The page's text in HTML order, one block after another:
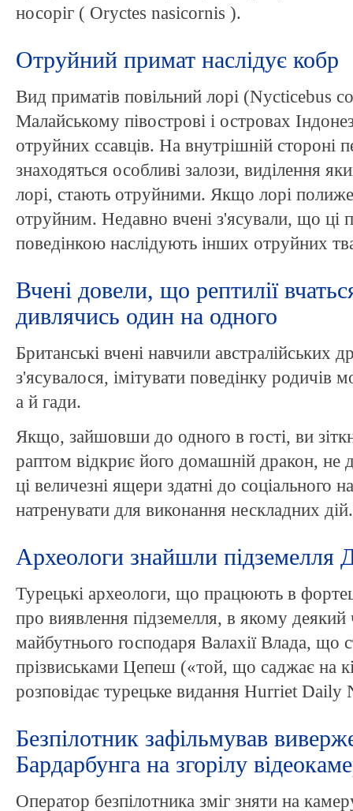
носоріг ( Oryctes nasicornis ).
Отруйний примат наслідує кобр
Вид приматів повільний лорі (Nycticebus
Малайському півострові і островах
отруйних ссавців. На внутрішній стороні
знаходяться особливі залози, виділення
лорі, стають отруйними. Якщо лорі
отруйним. Недавно вчені з'ясували, що ці
поведінкою наслідують інших отруйних
Вчені довели, що рептилії
дивлячись один на одного
Британські вчені навчили австралійських
з'ясувалося, імітувати поведінку родичів
а й гади.
Якщо, зайшовши до одного в гості, ви
раптом відкриє його домашній дракон, не
ці величезні ящери здатні до соціального
натренувати для виконання нескладних дій.
Археологи знайшли підземелля
Турецькі археологи, що працюють в
про виявлення підземелля, в якому деякий
майбутнього господаря Валахії Влада, що
прізвиськами Цепеш («той, що саджає на
розповідає турецьке видання Hurriet Daily
Безпілотник зафільмував
Бардарбунга на згорілу
Оператор безпілотника зміг зняти на